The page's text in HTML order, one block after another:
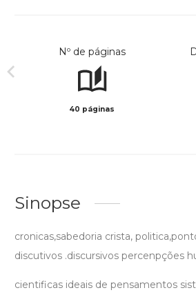
Nº de páginas
40 páginas
Sinopse
cronicas,sabedoria crista,
discutivos .discursivos percenpções
cientificas ideais de pensamentos